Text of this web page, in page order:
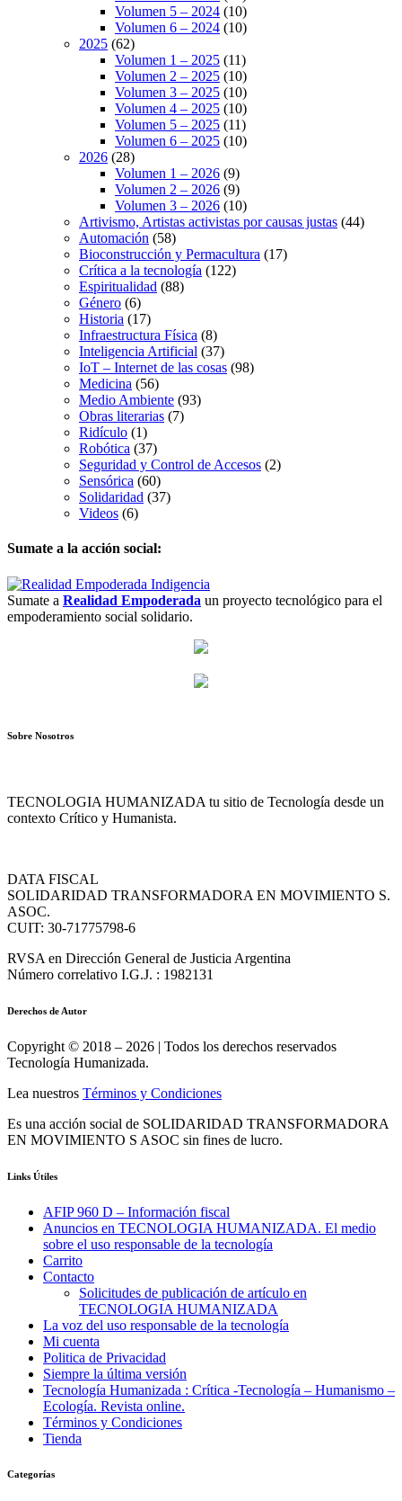
Volumen 5 – 2024 (10)
Volumen 6 – 2024 (10)
2025 (62)
Volumen 1 – 2025 (11)
Volumen 2 – 2025 (10)
Volumen 3 – 2025 (10)
Volumen 4 – 2025 (10)
Volumen 5 – 2025 (11)
Volumen 6 – 2025 (10)
2026 (28)
Volumen 1 – 2026 (9)
Volumen 2 – 2026 (9)
Volumen 3 – 2026 (10)
Artivismo, Artistas activistas por causas justas (44)
Automación (58)
Bioconstrucción y Permacultura (17)
Crítica a la tecnología (122)
Espiritualidad (88)
Género (6)
Historia (17)
Infraestructura Física (8)
Inteligencia Artificial (37)
IoT – Internet de las cosas (98)
Medicina (56)
Medio Ambiente (93)
Obras literarias (7)
Ridículo (1)
Robótica (37)
Seguridad y Control de Accesos (2)
Sensórica (60)
Solidaridad (37)
Videos (6)
Sumate a la acción social:
Sumate a Realidad Empoderada un proyecto tecnológico para el
empoderamiento social solidario.
Sobre Nosotros
TECNOLOGIA HUMANIZADA tu sitio de Tecnología desde un
contexto Crítico y Humanista.
DATA FISCAL
SOLIDARIDAD TRANSFORMADORA EN MOVIMIENTO S.
ASOC.
CUIT: 30-71775798-6
RVSA en Dirección General de Justicia Argentina
Número correlativo I.G.J. : 1982131
Derechos de Autor
Copyright © 2018 – 2026 | Todos los derechos reservados
Tecnología Humanizada.
Lea nuestros Términos y Condiciones
Es una acción social de SOLIDARIDAD TRANSFORMADORA
EN MOVIMIENTO S ASOC sin fines de lucro.
Links Útiles
AFIP 960 D – Información fiscal
Anuncios en TECNOLOGIA HUMANIZADA. El medio
sobre el uso responsable de la tecnología
Carrito
Contacto
Solicitudes de publicación de artículo en
TECNOLOGIA HUMANIZADA
La voz del uso responsable de la tecnología
Mi cuenta
Politica de Privacidad
Siempre la última versión
Tecnología Humanizada : Crítica -Tecnología – Humanismo –
Ecología. Revista online.
Términos y Condiciones
Tienda
Categorías